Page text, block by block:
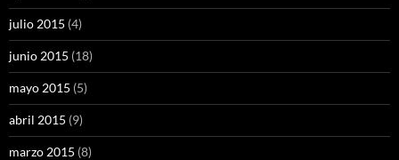
julio 2015 (4)
junio 2015 (18)
mayo 2015 (5)
abril 2015 (9)
marzo 2015 (8)